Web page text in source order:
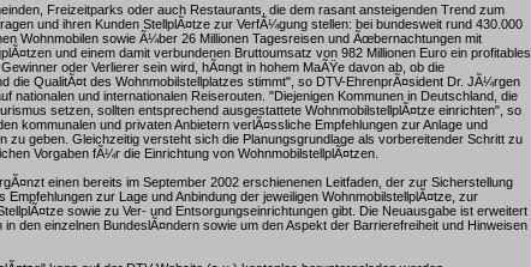
Freizeitparks oder auch Restaurants, die dem rasant ansteigenden Trend zum
und ihren Kunden StellplÃ¤tze zur VerfÃ¼gung stellen: bei bundesweit rund 430.000
Wohnmobilen sowie Ã¼ber 26 Millionen Tagesreisen und Ãœbernachtungen mit
und einem damit verbundenen Bruttoumsatz von 982 Millionen Euro ein profitables
oder Verlierer sein wird, hÃ¤ngt in hohem MaÃŸe davon ab, ob die
die QualitÃ¤t des Wohnmobilstellplatzes stimmt", so DTV-EhrenprÃ¤sident Dr. JÃ¼rgen
nationalen und internationalen Reiserouten. "Diejenigen Kommunen in Deutschland, die
setzen, sollten entsprechend ausgestattete WohnmobilstellplÃ¤tze einrichten", so
kommunalen und privaten Anbietern verlÃ¤ssliche Empfehlungen zur Anlage und
zu geben. Gleichzeitig versteht sich die Planungsgrundlage als vorbereitender Schritt zu
Vorgaben fÃ¼r die Einrichtung von WohnmobilstellplÃ¤tzen.
einen bereits im September 2002 erschienenen Leitfaden, der zur Sicherstellung
zur Lage und Anbindung der jeweiligen WohnmobilstellplÃ¤tze, zur
sowie zu Ver- und Entsorgungseinrichtungen gibt. Die Neuausgabe ist erweitert
den einzelnen BundeslÃ¤ndern sowie um den Aspekt der Barrierefreiheit und Hinweisen